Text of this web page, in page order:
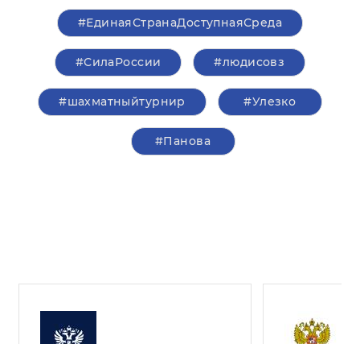
#ЕдинаяСтранаДоступнаяСреда
#СилаРоссии #людисовз
#шахматныйтурнир #Улезко
#Панова